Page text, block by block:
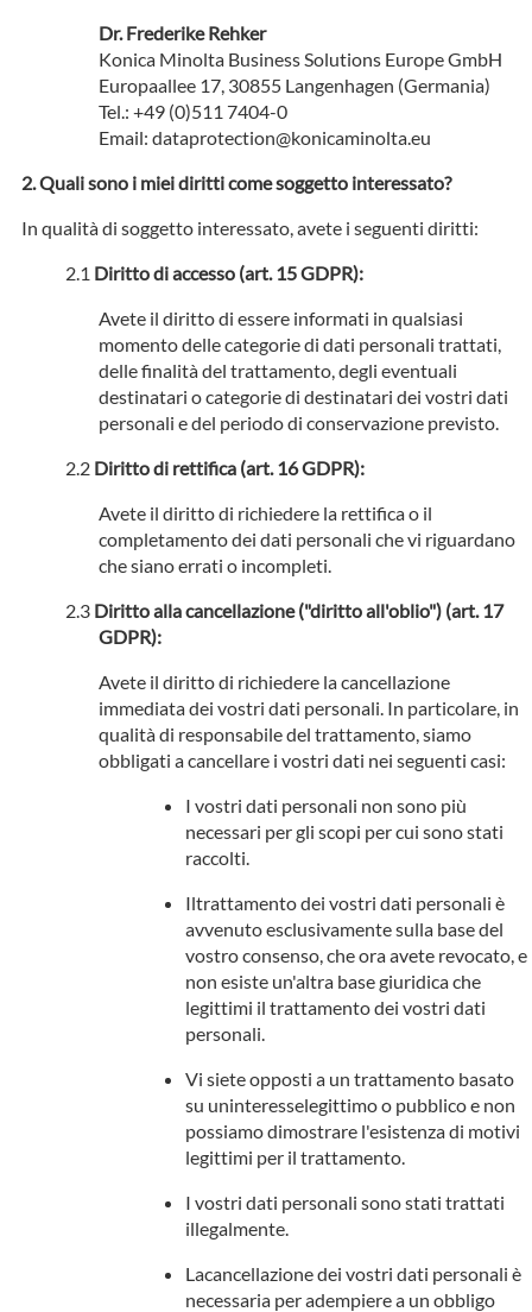
Dr. Frederike Rehker
Konica Minolta Business Solutions Europe GmbH
Europaallee 17, 30855 Langenhagen (Germania)
Tel.: +49 (0)511 7404-0
Email: dataprotection@konicaminolta.eu
Quali sono i miei diritti come soggetto interessato?
In qualità di soggetto interessato, avete i seguenti diritti:
Diritto di accesso (art. 15 GDPR):
Avete il diritto di essere informati in qualsiasi
momento delle categorie di dati personali trattati,
delle finalità del trattamento, degli eventuali
destinatari o categorie di destinatari dei vostri dati
personali e del periodo di conservazione previsto.
Diritto di rettifica (art. 16 GDPR):
Avete il diritto di richiedere la rettifica o il
completamento dei dati personali che vi riguardano
che siano errati o incompleti.
Diritto alla cancellazione ("diritto all'oblio") (art. 17
GDPR):
Avete il diritto di richiedere la cancellazione
immediata dei vostri dati personali. In particolare, in
qualità di responsabile del trattamento, siamo
obbligati a cancellare i vostri dati nei seguenti casi:
I vostri dati personali non sono più
necessari per gli scopi per cui sono stati
raccolti.
Iltrattamento dei vostri dati personali è
avvenuto esclusivamente sulla base del
vostro consenso, che ora avete revocato, e
non esiste un'altra base giuridica che
legittimi il trattamento dei vostri dati
personali.
Vi siete opposti a un trattamento basato
su uninteresselegittimo o pubblico e non
possiamo dimostrare l'esistenza di motivi
legittimi per il trattamento.
I vostri dati personali sono stati trattati
illegalmente.
Lacancellazione dei vostri dati personali è
necessaria per adempiere a un obbligo